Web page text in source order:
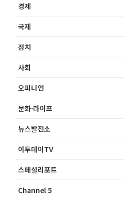
경제
국제
정치
사회
오피니언
문화·라이프
뉴스발전소
이투데이TV
스페셜리포트
Channel 5